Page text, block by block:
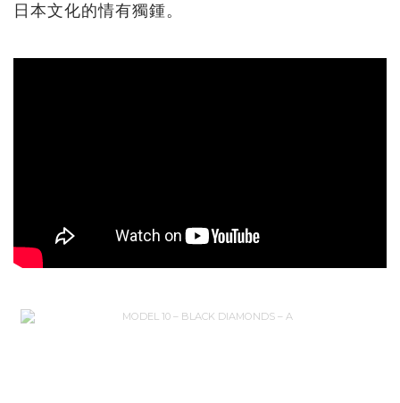
日本文化的情有獨鍾。